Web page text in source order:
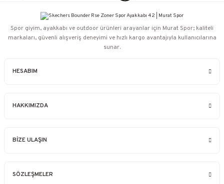
HESABIM
HAKKIMIZDA
BİZE ULAŞIN
SÖZLEŞMELER
Spor giyim, ayakkabı ve outdoor ürünleri arayanlar için Murat Spor; kaliteli
markaları, güvenli alışveriş deneyimi ve hızlı kargo avantajıyla kullanıcılarına
sunar.